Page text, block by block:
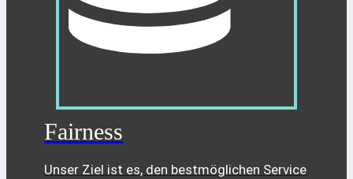
Fairness
Unser Ziel ist es, den bestmöglichen Service